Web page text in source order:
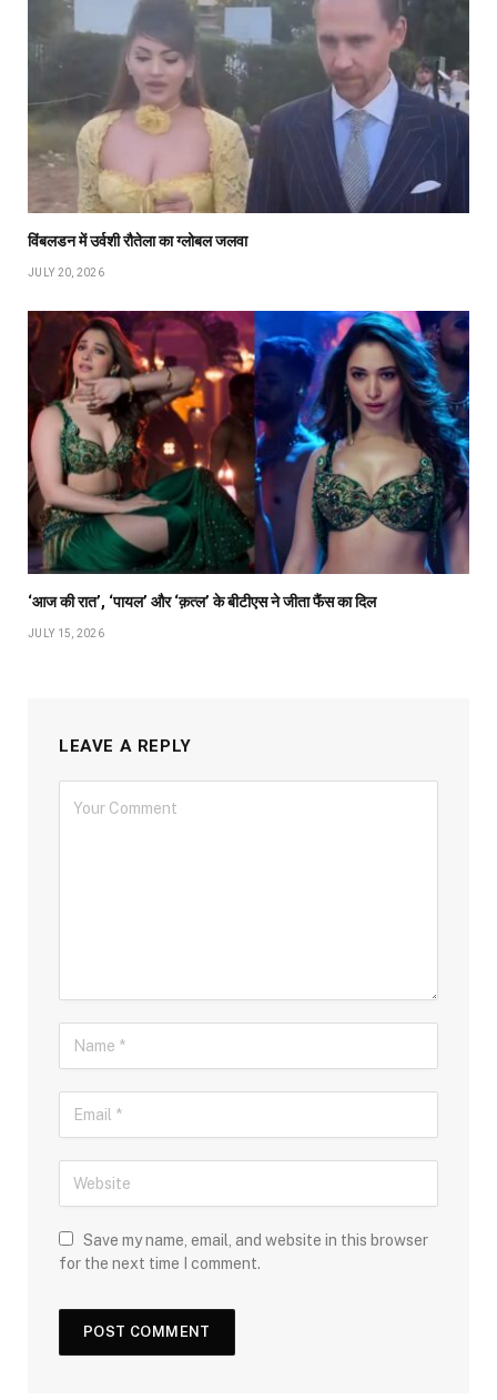
विंबलडन में उर्वशी रौतेला का ग्लोबल जलवा
JULY 20, 2026
‘आज की रात’, ‘पायल’ और ‘क़त्ल’ के बीटीएस ने जीता फैंस का दिल
JULY 15, 2026
LEAVE A REPLY
Save my name, email, and website in this browser
for the next time I comment.